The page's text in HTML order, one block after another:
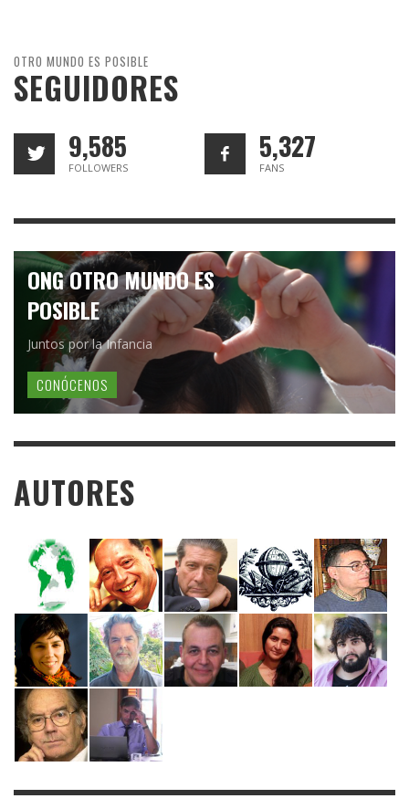
OTRO MUNDO ES POSIBLE
SEGUIDORES
9,585
FOLLOWERS
5,327
FANS
ONG OTRO MUNDO ES
POSIBLE
Juntos por la Infancia
CONÓCENOS
AUTORES